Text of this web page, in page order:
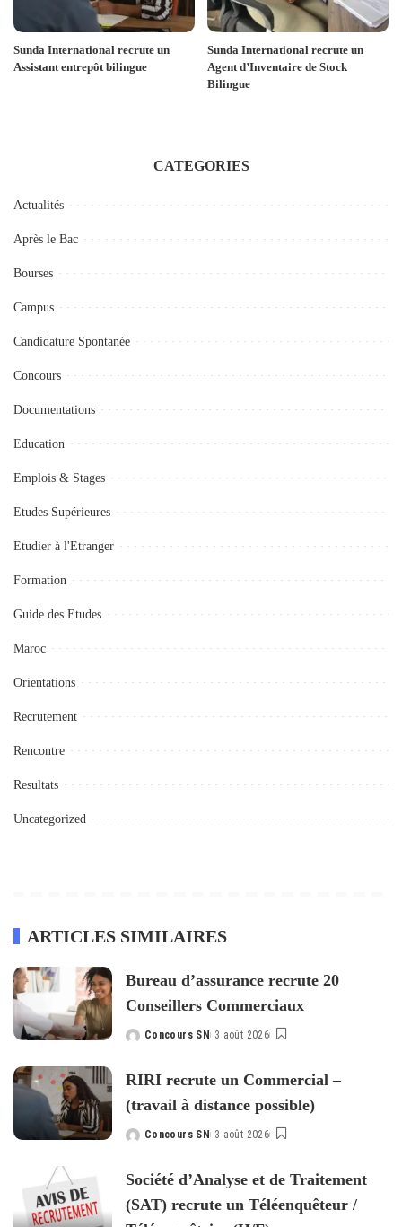
Sunda International recrute un
Assistant entrepôt bilingue
Sunda International recrute un
Agent d’Inventaire de Stock
Bilingue
CATEGORIES
Actualités
Après le Bac
Bourses
Campus
Candidature Spontanée
Concours
Documentations
Education
Emplois & Stages
Etudes Supérieures
Etudier à l'Etranger
Formation
Guide des Etudes
Maroc
Orientations
Recrutement
Rencontre
Resultats
Uncategorized
ARTICLES SIMILAIRES
Bureau d’assurance recrute 20
Conseillers Commerciaux
Posted
Concours SN 3 août 2026
RIRI recrute un Commercial –
(travail à distance possible)
Posted
Concours SN 3 août 2026
Société d’Analyse et de Traitement
(SAT) recrute un Téléenquêteur /